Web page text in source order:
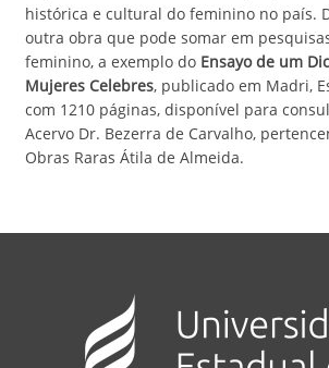
histórica e cultural do feminino no país.
outra obra que pode somar em
feminino, a exemplo do Ensayo de um
Mujeres Celebres, publicado em Madri,
com 1210 páginas, disponível para
Acervo Dr. Bezerra de Carvalho,
Obras Raras Átila de Almeida.